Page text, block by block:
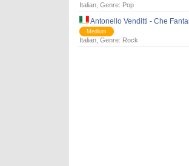
Italian, Genre: Pop
Antonello Venditti - Che
Medium
Italian, Genre: Rock